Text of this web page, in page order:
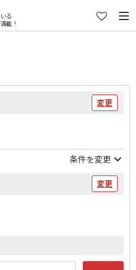
る
載！
変更
条件を変更
変更